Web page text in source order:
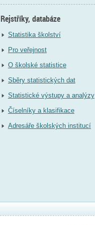
Rejstříky, databáze
Statistika školství
Pro veřejnost
O školské statistice
Sběry statistických dat
Statistické výstupy a analýzy
Číselníky a klasifikace
Adresáře školských institucí